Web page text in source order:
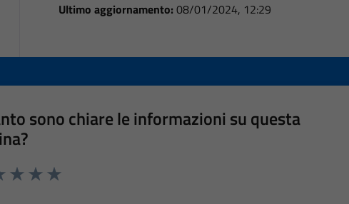
Ultimo aggiornamento: 08/01/2024, 12:29
sono chiare le informazioni su questa